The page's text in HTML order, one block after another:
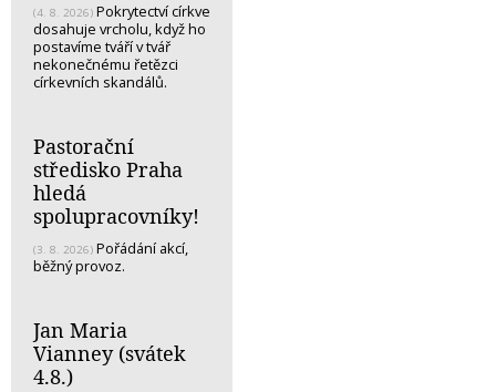
(4. 8. 2026) Pokrytectví církve
dosahuje vrcholu, když ho
postavíme tváří v tvář
nekonečnému řetězci
církevních skandálů.
Pastorační
středisko Praha
hledá
spolupracovníky!
(3. 8. 2026) Pořádání akcí,
běžný provoz.
Jan Maria
Vianney (svátek
4.8.)